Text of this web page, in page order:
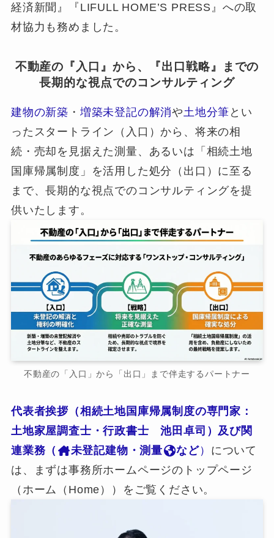
経済新聞』『LIFULL HOME’S PRESS』への取
材協力も務めました。
不動産の『入口』から、『出口戦略』までの
長期的な視点でのコンサルティング
建物の新築 ・ 増築未登記の解消や 土地分筆 とい
ったスタートライン（入口）から、将来の相
続・売却を見据えた測量、あるいは「相続土地
国庫帰属制度」を活用した処分（出口）に至る
まで、長期的な視点でのコンサルティングを提
供いたします。
不動産の「入口」から「出口」まで伴走するパートナー
代表者挨拶（相続土地国庫帰属制度の専門家：
土地家屋調査士・行政書士 池田卓司）及び関
連業務（
未登記建物・測量 など） について
は、まずは事務所ホームページのトップページ
（ホーム（Home））をご覧ください。